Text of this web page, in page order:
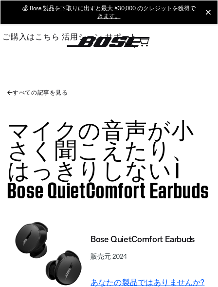
Main
💰 Bose 製品を下取りに出すと最大 ¥30,000 のクレジットを獲得で
きます。
ご購入はこちら 活用シーン サポート
すべての記事を見る
マイクの音声が小
さく聞こえたり、
はっきりしない |
Bose QuietComfort Earbuds
Bose QuietComfort Earbuds
販売元 2024
あなたの製品ではありませんか?